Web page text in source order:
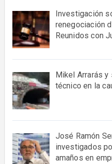
Investigación
renegociación
Reunidos con
Mikel Arrarás y
técnico en la
José Ramón
investigados
amaños en